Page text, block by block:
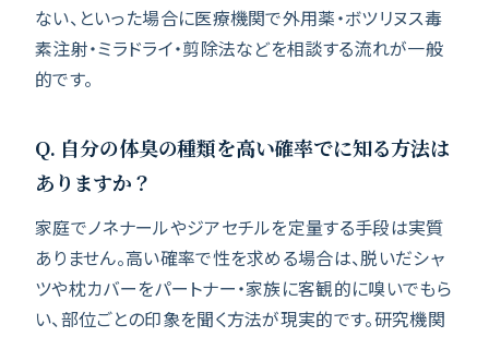
ない、といった場合に医療機関で外用薬・ボツリヌス毒
素注射・ミラドライ・剪除法などを相談する流れが一般
的です。
Q. 自分の体臭の種類を高い確率でに知る方法は
ありますか？
家庭でノネナールやジアセチルを定量する手段は実質
ありません。高い確率で性を求める場合は、脱いだシャ
ツや枕カバーをパートナー・家族に客観的に嗅いでもら
い、部位ごとの印象を聞く方法が現実的です。研究機関